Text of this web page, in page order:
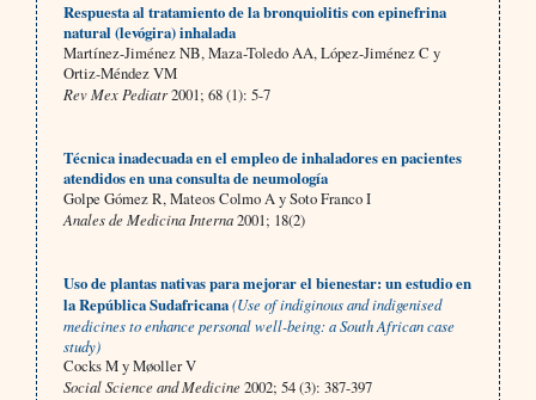
Respuesta al tratamiento de la bronquiolitis con epinefrina
natural (levógira) inhalada
Martínez-Jiménez NB, Maza-Toledo AA, López-Jiménez C y
Ortiz-Méndez VM
Rev Mex Pediatr2001; 68 (1): 5-7
Técnica inadecuada en el empleo de inhaladores en pacientes
atendidos en una consulta de neumología
Golpe Gómez R, Mateos Colmo A y Soto Franco I
Anales de Medicina Interna2001; 18(2)
Uso de plantas nativas para mejorar el bienestar: un estudio en
la República Sudafricana(Use of indiginous and indigenised
medicines to enhance personal well-being: a South African case
study)
Cocks M y Møoller V
Social Science and Medicine2002; 54 (3): 387-397